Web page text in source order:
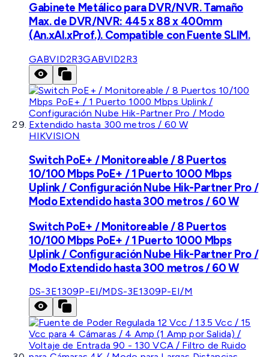
Gabinete Metálico para DVR/NVR. Tamaño
Max. de DVR/NVR: 445 x 88 x 400mm
(An.xAl.xProf.). Compatible con Fuente SLIM.
GABVID2R3GABVID2R3
HIKVISION
Switch PoE+ / Monitoreable / 8 Puertos
10/100 Mbps PoE+ / 1 Puerto 1000 Mbps
Uplink / Configuración Nube Hik-Partner Pro /
Modo Extendido hasta 300 metros / 60 W
Switch PoE+ / Monitoreable / 8 Puertos
10/100 Mbps PoE+ / 1 Puerto 1000 Mbps
Uplink / Configuración Nube Hik-Partner Pro /
Modo Extendido hasta 300 metros / 60 W
DS-3E1309P-EI/MDS-3E1309P-EI/M